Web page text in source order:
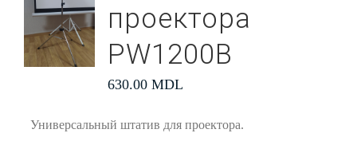
проектора
PW1200В
630.00 MDL
Универсальный штатив для проектора.